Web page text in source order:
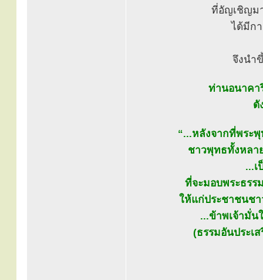
ที่อัญเชิญม
ได้มีก
จึงนำ
ท่านอนาคา
ดั
“...หลังจากที่พระ
ชาวพุทธทั้งหลา
...
ที่จะมอบพระธร
ให้แก่ประชาชนช
...ข้าพเจ้ามั่น
(ธรรมอันประเ